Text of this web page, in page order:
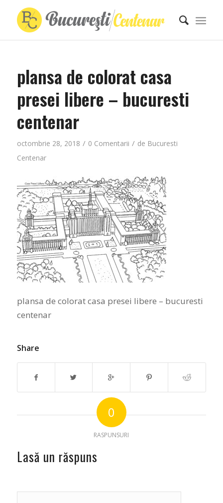
plansa de colorat casa
presei libere – bucuresti
centenar
octombrie 28, 2018 / 0 Comentarii / de Bucuresti
Centenar
plansa de colorat casa presei libere – bucuresti
centenar
Share
0
RASPUNSURI
Lasă un răspuns